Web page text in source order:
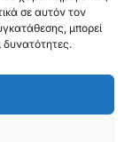
σε αυτόν τον
μπορεί
δυνατότητες.
801086294 –